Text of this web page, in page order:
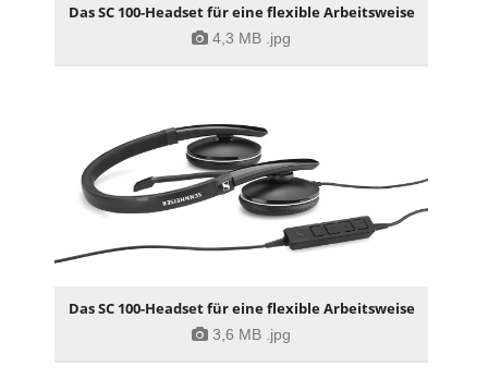
Das SC 100-Headset für eine flexible Arbeitsweise
4,3 MB .jpg
Das SC 100-Headset für eine flexible Arbeitsweise
3,6 MB .jpg